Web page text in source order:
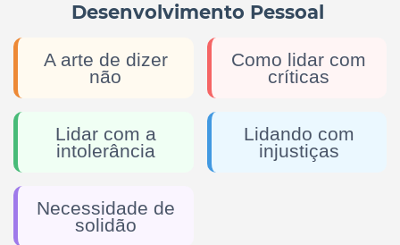
Desenvolvimento Pessoal
A arte de dizer
não
Como lidar com
críticas
Lidar com a
intolerância
Lidando com
injustiças
Necessidade de
solidão